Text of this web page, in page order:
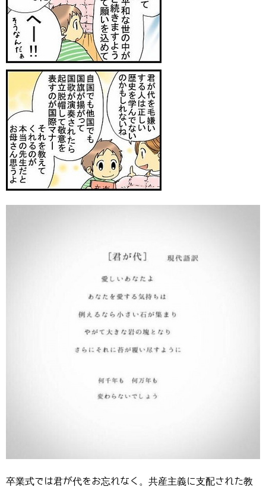
卒業式では君が代をお忘れなく。共産主義に支配された教